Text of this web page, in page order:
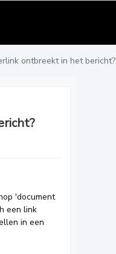
ontbreekt in het bericht?
'document
een link
in een